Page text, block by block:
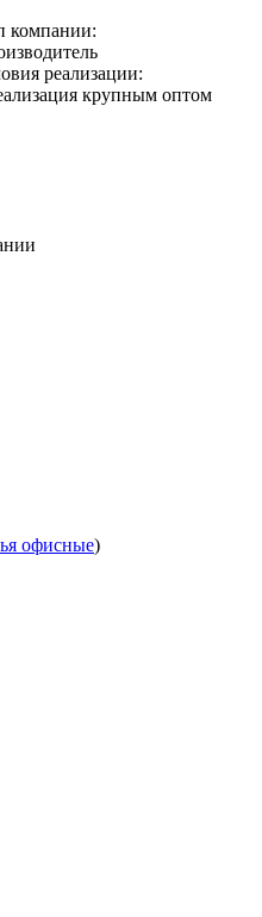
компании:
реализации:
крупным оптом
офисные)